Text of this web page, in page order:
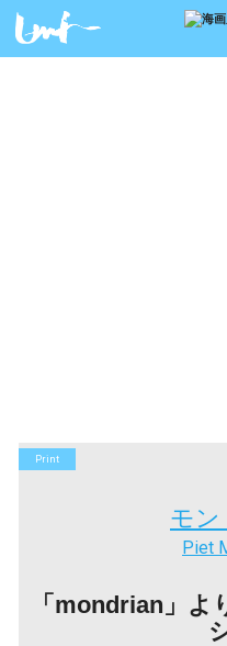
Print
モン
Piet
「mondrian」